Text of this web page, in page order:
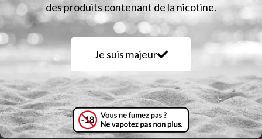
Informations complémentaires
Avis (0)
Description
Eliquid France Bloody Summer – Édition Fruizee /
Saveur: bonbon fruits rouges, cassis, raisin
des produits contenant de la nicotine.
Je suis majeur